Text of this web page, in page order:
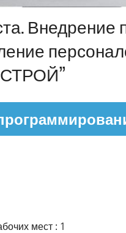
Внедрение
мест : 1